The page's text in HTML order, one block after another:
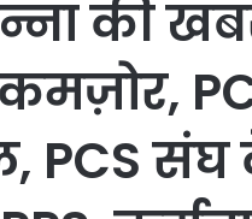
की
PCS